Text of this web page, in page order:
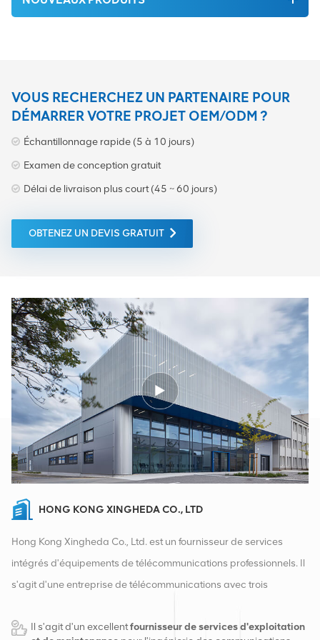
VOUS RECHERCHEZ UN PARTENAIRE POUR
DÉMARRER VOTRE PROJET OEM/ODM ?
Échantillonnage rapide (5 à 10 jours)
Examen de conception gratuit
Délai de livraison plus court (45 ~ 60 jours)
OBTENEZ UN DEVIS GRATUIT
HONG KONG XINGHEDA CO., LTD
Hong Kong Xingheda Co., Ltd. est un fournisseur de services
intégrés d'équipements de télécommunications professionnels. Il
s'agit d'une entreprise de télécommunications avec trois
l'heure actuelle, l'entreprise dispose de deux entrepôts
Il s'agit d'un excellentfournisseur de services d'exploitation